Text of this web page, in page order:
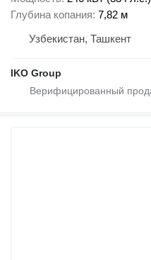
Глубина копания 7,82 м
Узбекистан, Ташкент
IKO Group